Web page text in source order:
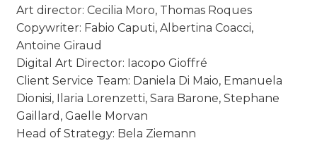
Art director: Cecilia Moro, Thomas Roques
Copywriter: Fabio Caputi, Albertina Coacci,
Antoine Giraud
Digital Art Director: Iacopo Gioffré
Client Service Team: Daniela Di Maio, Emanuela
Dionisi, Ilaria Lorenzetti, Sara Barone, Stephane
Gaillard, Gaelle Morvan
Head of Strategy: Bela Ziemann